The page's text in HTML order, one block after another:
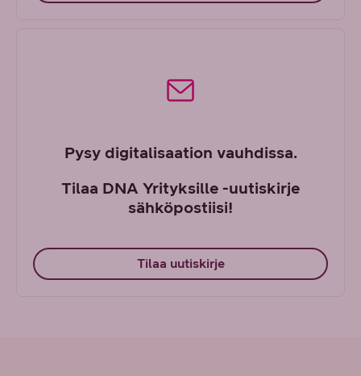
Pysy digitalisaation vauhdissa.
Tilaa DNA Yrityksille -uutiskirje
sähköpostiisi!
Tilaa uutiskirje